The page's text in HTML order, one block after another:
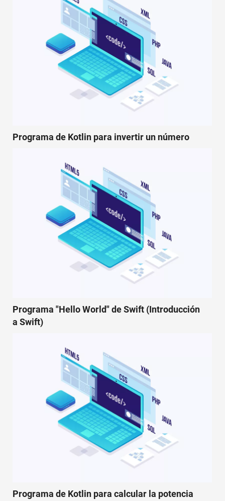
Programa de Kotlin para invertir un número
Programa "Hello World" de Swift (Introducción
a Swift)
Programa de Kotlin para calcular la potencia